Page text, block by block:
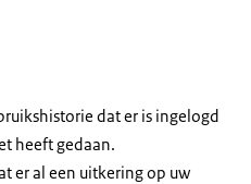
dat er is ingelogd
heeft gedaan.
er al een uitkering op uw